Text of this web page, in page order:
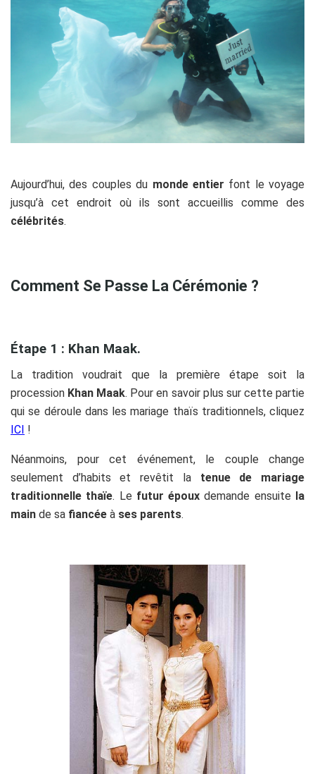
Aujourd’hui, des couples du monde entier font le voyage
jusqu’à cet endroit où ils sont accueillis comme des
célébrités.
Comment Se Passe La Cérémonie ?
Étape 1 : Khan Maak.
La tradition voudrait que la première étape soit la
procession Khan Maak. Pour en savoir plus sur cette partie
qui se déroule dans les mariage thaïs traditionnels, cliquez
ICI !
Néanmoins, pour cet événement, le couple change
seulement d’habits et revêtit la tenue de mariage
traditionnelle thaïe. Le futur époux demande ensuite
la
main de sa fiancée à ses parents.